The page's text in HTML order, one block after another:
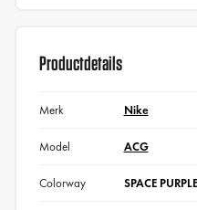
Productdetails
Merk Nike
Model ACG
Colorway SPACE